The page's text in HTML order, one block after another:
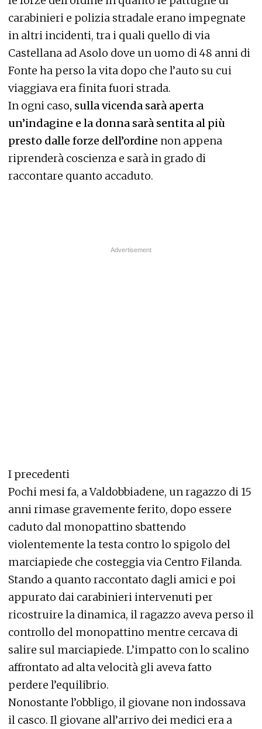
carabinieri e polizia stradale erano impegnate
in altri incidenti, tra i quali quello di via
Castellana ad Asolo dove un uomo di 48 anni di
Fonte ha perso la vita dopo che l’auto su cui
viaggiava era finita fuori strada.
In ogni caso, sulla vicenda sarà aperta
un’indagine e la donna sarà sentita al più
presto dalle forze dell’ordine non appena
riprenderà coscienza e sarà in grado di
raccontare quanto accaduto.
I precedenti
Pochi mesi fa, a Valdobbiadene, un ragazzo di 15
anni rimase gravemente ferito, dopo essere
caduto dal monopattino sbattendo
violentemente la testa contro lo spigolo del
marciapiede che costeggia via Centro Filanda.
Stando a quanto raccontato dagli amici e poi
appurato dai carabinieri intervenuti per
ricostruire la dinamica, il ragazzo aveva perso il
controllo del monopattino mentre cercava di
salire sul marciapiede. L’impatto con lo scalino
affrontato ad alta velocità gli aveva fatto
perdere l’equilibrio.
Nonostante l’obbligo, il giovane non indossava
il casco. Il giovane all’arrivo dei medici era a